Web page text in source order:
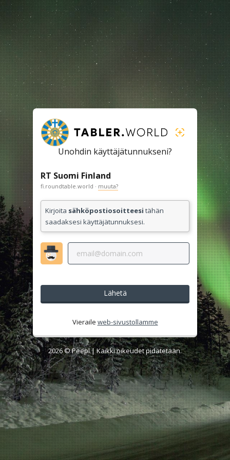
Unohdin käyttäjätunnukseni?
RT Suomi Finland
fi.roundtable.world · muuta?
Kirjoita sähköpostiosoitteesi tähän
saadaksesi käyttäjätunnuksesi.
Lähetä
Vieraile web-sivustollamme
2026 ©Peepl| Kaikki oikeudet pidätetään.